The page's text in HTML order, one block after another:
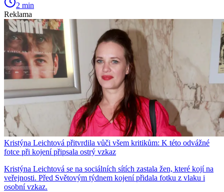
2 min
Reklama
Kristýna Leichtová přitvrdila vůči všem kritikům: K této odvážné
fotce při kojení připsala ostrý vzkaz
Kristýna Leichtová se na sociálních sítích zastala žen, které kojí na
veřejnosti. Před Světovým týdnem kojení přidala fotku z vlaku i
osobní vzkaz.